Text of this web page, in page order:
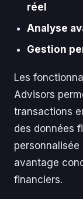
réel
Analyse
Gestion
Les
Advisors
transactions
des données
avantage
financiers.